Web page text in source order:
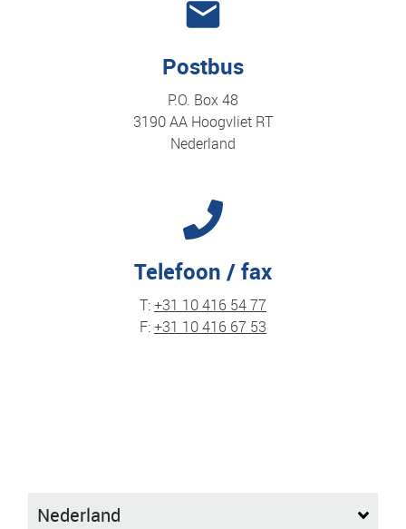
Postbus
P.O. Box 48
3190 AA Hoogvliet RT
Nederland
Telefoon / fax
T:+31 10 416 54 77
F:+31 10 416 67 53
Nederland